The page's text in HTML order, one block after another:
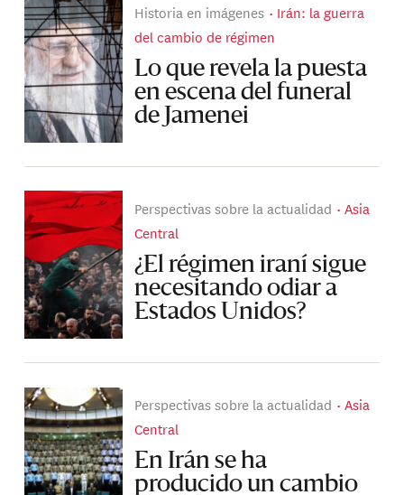
Historia en imágenes
Irán: la guerra
del cambio de régimen
Lo que revela la puesta
en escena del funeral
de Jamenei
Perspectivas sobre la actualidad
Asia
Central
¿El régimen iraní sigue
necesitando odiar a
Estados Unidos?
Perspectivas sobre la actualidad
Asia
Central
En Irán se ha
producido un cambio